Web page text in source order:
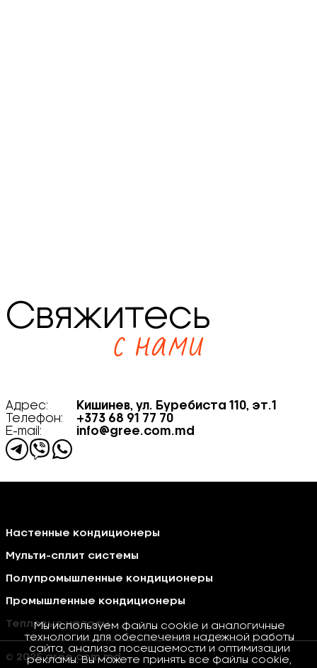
Свяжитесь
с нами
Адрес:
Кишинев, ул. Буребиста 110, эт.1
Телефон:
+373 68 91 77 70
E-mail:
info@gree.com.md
Настенные кондиционеры
Мульти-сплит системы
Полупромышленные кондиционеры
Промышленные кондиционеры
Тепловые насосы
© 2025 gree.com.md
Мы используем файлы cookie и аналогичные
технологии для обеспечения надежной работы
сайта, анализа посещаемости и оптимизации
рекламы. Вы можете принять все файлы cookie,